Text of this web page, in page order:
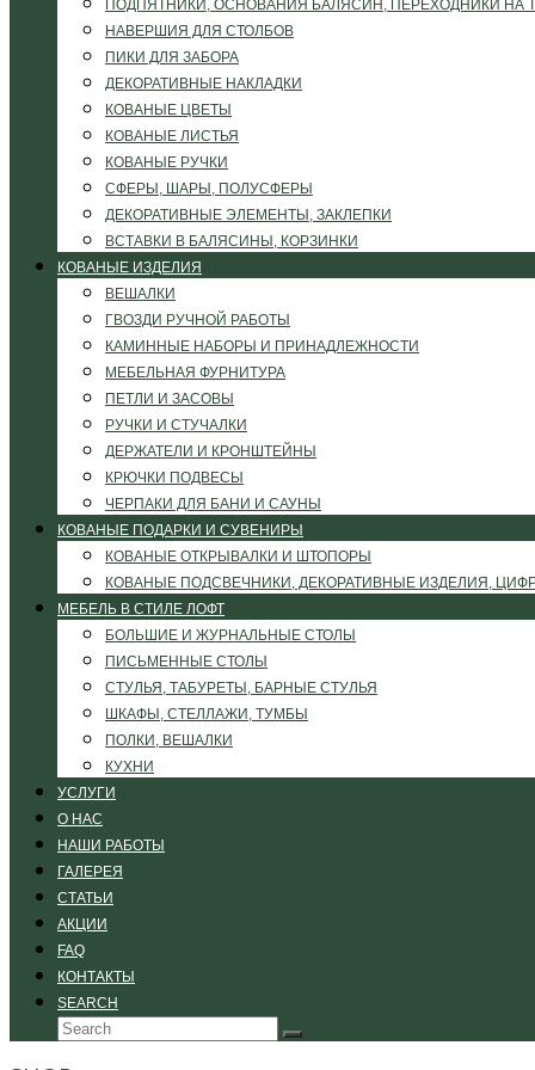
ПОДПЯТНИКИ, ОСНОВАНИЯ БАЛЯСИН, ПЕРЕХОДНИКИ НА
НАВЕРШИЯ ДЛЯ СТОЛБОВ
ПИКИ ДЛЯ ЗАБОРА
ДЕКОРАТИВНЫЕ НАКЛАДКИ
КОВАНЫЕ ЦВЕТЫ
КОВАНЫЕ ЛИСТЬЯ
КОВАНЫЕ РУЧКИ
СФЕРЫ, ШАРЫ, ПОЛУСФЕРЫ
ДЕКОРАТИВНЫЕ ЭЛЕМЕНТЫ, ЗАКЛЕПКИ
ВСТАВКИ В БАЛЯСИНЫ, КОРЗИНКИ
КОВАНЫЕ ИЗДЕЛИЯ
ВЕШАЛКИ
ГВОЗДИ РУЧНОЙ РАБОТЫ
КАМИННЫЕ НАБОРЫ И ПРИНАДЛЕЖНОСТИ
МЕБЕЛЬНАЯ ФУРНИТУРА
ПЕТЛИ И ЗАСОВЫ
РУЧКИ И СТУЧАЛКИ
ДЕРЖАТЕЛИ И КРОНШТЕЙНЫ
КРЮЧКИ ПОДВЕСЫ
ЧЕРПАКИ ДЛЯ БАНИ И САУНЫ
КОВАНЫЕ ПОДАРКИ И СУВЕНИРЫ
КОВАНЫЕ ОТКРЫВАЛКИ И ШТОПОРЫ
КОВАНЫЕ ПОДСВЕЧНИКИ, ДЕКОРАТИВНЫЕ ИЗДЕЛИЯ,
МЕБЕЛЬ В СТИЛЕ ЛОФТ
БОЛЬШИЕ И ЖУРНАЛЬНЫЕ СТОЛЫ
ПИСЬМЕННЫЕ СТОЛЫ
СТУЛЬЯ, ТАБУРЕТЫ, БАРНЫЕ СТУЛЬЯ
ШКАФЫ, СТЕЛЛАЖИ, ТУМБЫ
ПОЛКИ, ВЕШАЛКИ
КУХНИ
УСЛУГИ
О НАС
НАШИ РАБОТЫ
ГАЛЕРЕЯ
СТАТЬИ
АКЦИИ
FAQ
КОНТАКТЫ
SEARCH
Search
Submit